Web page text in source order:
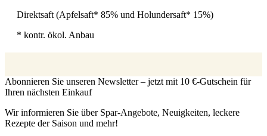
Direktsaft (Apfelsaft* 85% und Holundersaft* 15%)
* kontr. ökol. Anbau
Abonnieren Sie unseren Newsletter – jetzt mit 10 €-Gutschein für
Ihren nächsten Einkauf
Wir informieren Sie über Spar-Angebote, Neuigkeiten, leckere
Rezepte der Saison und mehr!